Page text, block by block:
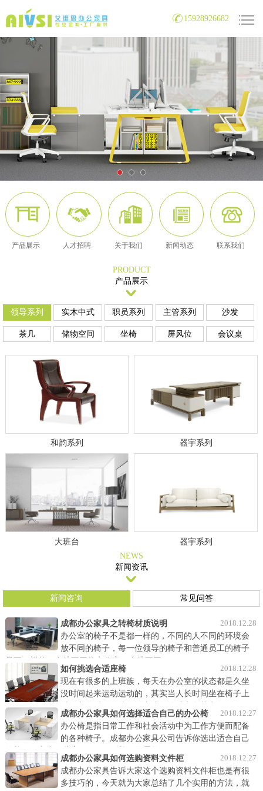
15928926682
产品展示 人才招聘 关于我们 新闻动态 联系我们
PRODUCT
产品展示
领导系列 实木中式 职员系列 主管系列 沙发
茶几 储物空间 坐椅 屏风位 会议桌
和韵系列 器宇系列
大班台
器宇系列
NEWS
新闻资讯
新闻咨询 常见问答
成都办公家具之转椅材质说明
2018.12.28
办公室的椅子不是都一样的，不同的人不同的环境会
放不同的椅子，每一位领导的椅子和普通员工的椅子
是不一样的，身处不同的办公室，身处不同……
如何挑选合适座椅
2018.12.28
现在有很多的上班族，每天在办公室的状态都是久坐
没时间起来运动运动的，其实当人长时间坐在椅子上
成都办公家具如何选择适合自己的办公椅
2018.12.27
办公椅是指日常工作和社会活动中为工作方便而配备
的各种椅子。成都办公家具公司告诉你选出适合自己
的椅子要考虑哪些方面呢？ 1、椅子的柔软……
成都办公家具如何选购资料文件柜
2018.12.27
成都办公家具告诉大家这个选购资料文件柜也是有很
多技巧的，今天就为大家总结了几个实用的方法，就